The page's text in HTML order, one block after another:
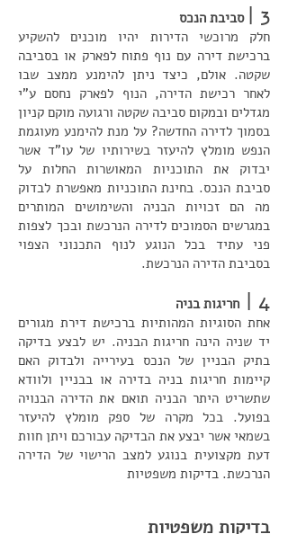
3 |
סביבת הנכס
חלק מרוכשי הדירות יהיו מוכנים להשקיע
ברכישת דירה עם נוף פתוח לפארק או בסביבה
שקטה. אולם, כיצד ניתן להימנע ממצב שבו
לאחר רכישת הדירה, הנוף לפארק נחסם ע"י
מגדלים ובמקום סביבה שקטה ורגועה מוקם קניון
בסמוך לדירה החדשה? על מנת להימנע מעוגמת
הנפש מומלץ להיעזר בשירותיו של עו"ד אשר
יבדוק את התוכניות המאושרות החלות על
סביבת הנכס. בחינת התוכניות מאפשרת לבדוק
מה הם זכויות הבניה והשימושים המותרים
במגרשים הסמוכים לדירה הנרכשת ובכך לצפות
פני עתיד בכל הנוגע לנוף התכנוני הצפוי
בסביבת הדירה הנרכשת.
4 |
חריגות בניה
אחת הסוגיות המהותיות ברכישת דירת מגורים
יד שניה הינה חריגות הבניה. יש לבצע בדיקה
בתיק הבניין של הנכס בעירייה ולבדוק האם
קיימות חריגות בניה בדירה או בבניין ולוודא
שתשריט היתר הבניה תואם את הדירה הבנויה
בפועל. בכל מקרה של ספק מומלץ להיעזר
בשמאי אשר יבצע את הבדיקה עבורכם ויתן חוות
דעת מקצועית בנוגע למצב הרישוי של הדירה
הנרכשת. בדיקות משפטיות
בדיקות משפטיות